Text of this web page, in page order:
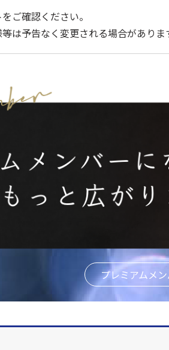
ご確認ください。
は予告なく変更される場合がありま
プレミアムメ